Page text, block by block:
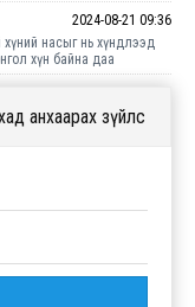
2024-08-21 09:36
хүний насыг нь хүндлээд
хүн байна даа
анхаарах зүйлс